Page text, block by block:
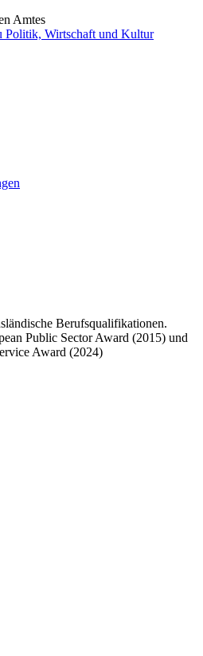
Amtes
Politik, Wirtschaft und Kultur
Berufsqualifikationen.
Public Sector Award (2015) und
Award (2024)